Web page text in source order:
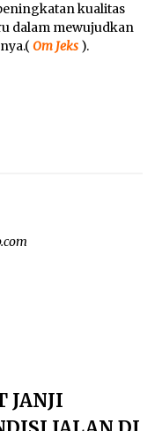
kualitas
dalam mewujudkan
Om Jeks).
JANJI